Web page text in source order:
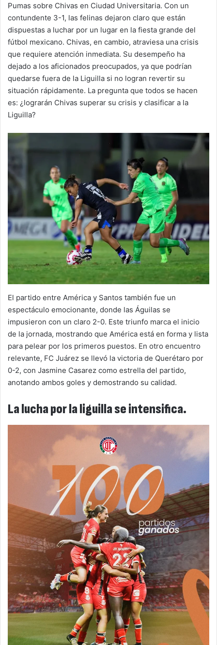
Pumas sobre Chivas en Ciudad Universitaria. Con un
contundente 3-1, las felinas dejaron claro que están
dispuestas a luchar por un lugar en la fiesta grande del
fútbol mexicano. Chivas, en cambio, atraviesa una crisis
que requiere atención inmediata. Su desempeño ha
dejado a los aficionados preocupados, ya que podrían
quedarse fuera de la Liguilla si no logran revertir su
situación rápidamente. La pregunta que todos se hacen
es: ¿lograrán Chivas superar su crisis y clasificar a la
Liguilla?
El partido entre América y Santos también fue un
espectáculo emocionante, donde las Águilas se
impusieron con un claro 2-0. Este triunfo marca el inicio
de la jornada, mostrando que América está en forma y lista
para pelear por los primeros puestos. En otro encuentro
relevante, FC Juárez se llevó la victoria de Querétaro por
0-2, con Jasmine Casarez como estrella del partido,
anotando ambos goles y demostrando su calidad.
La lucha por la liguilla se intensifica.